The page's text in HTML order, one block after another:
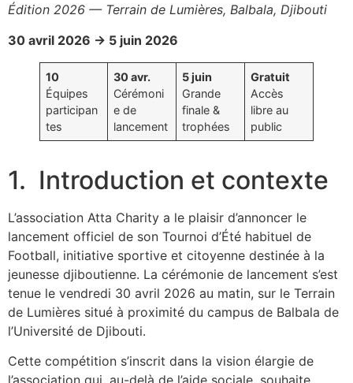
Édition 2026 — Terrain de Lumières, Balbala, Djibouti
30 avril 2026 → 5 juin 2026
10
Équipes
participan
tes
30 avr.
Cérémoni
e de
lancement
5 juin
Grande
finale &
trophées
Gratuit
Accès
libre au
public
1. Introduction et contexte
L’association Atta Charity a le plaisir d’annoncer le
lancement officiel de son Tournoi d’Été habituel de
Football, initiative sportive et citoyenne destinée à la
jeunesse djiboutienne. La cérémonie de lancement s’est
tenue le vendredi 30 avril 2026 au matin, sur le Terrain
de Lumières situé à proximité du campus de Balbala de
l’Université de Djibouti.
Cette compétition s’inscrit dans la vision élargie de